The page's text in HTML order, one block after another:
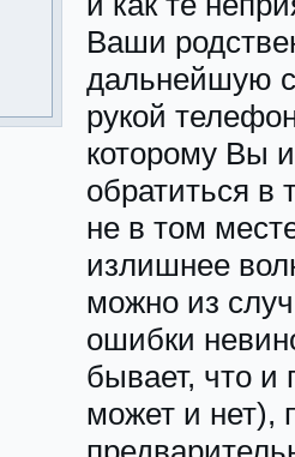
Ваши
дальнейшую
рукой
которому Вы
обратиться в
не в том
излишнее
можно из
ошибки
бывает, что и
может и нет),